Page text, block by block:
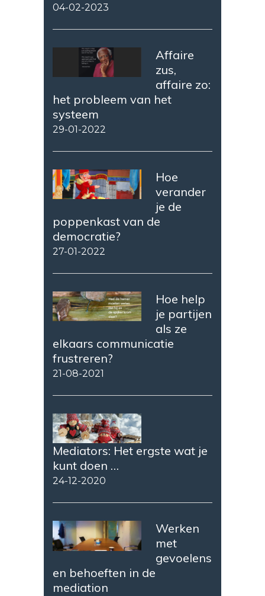
04-02-2023
Affaire
zus,
affaire zo:
het probleem van het
systeem
29-01-2022
Hoe
verander
je de
poppenkast van de
democratie?
27-01-2022
Hoe help
je partijen
als ze
elkaars communicatie
frustreren?
21-08-2021
Mediators: Het ergste wat je
kunt doen …
24-12-2020
Werken
met
gevoelens
en behoeften in de
mediation